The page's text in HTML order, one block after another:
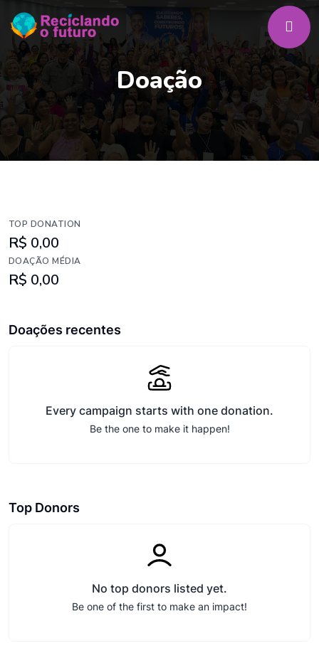
Doação
TOP DONATION
R$ 0,00
DOAÇÃO MÉDIA
R$ 0,00
Doações recentes
Every campaign starts with one donation.
Be the one to make it happen!
Top Donors
No top donors listed yet.
Be one of the first to make an impact!